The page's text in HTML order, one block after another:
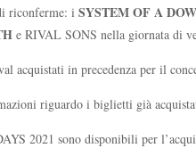
riconferme: i SYSTEM OF A
e RIVAL SONS nella giornata di
acquistati in precedenza per il
riguardo i biglietti già
2021 sono disponibili per